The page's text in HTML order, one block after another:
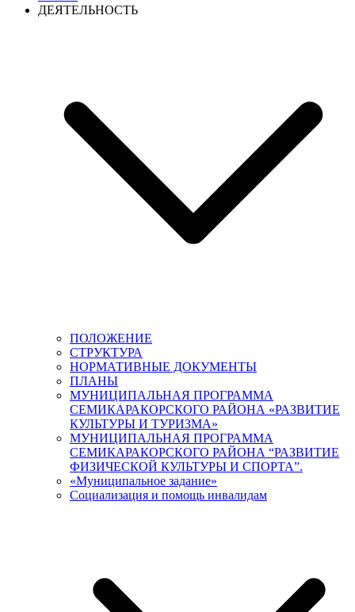
ДЕЯТЕЛЬНОСТЬ
ПОЛОЖЕНИЕ
СТРУКТУРА
НОРМАТИВНЫЕ ДОКУМЕНТЫ
ПЛАНЫ
МУНИЦИПАЛЬНАЯ ПРОГРАММА
СЕМИКАРАКОРСКОГО РАЙОНА «РАЗВИТИЕ
КУЛЬТУРЫ И ТУРИЗМА»
МУНИЦИПАЛЬНАЯ ПРОГРАММА
СЕМИКАРАКОРСКОГО РАЙОНА “РАЗВИТИЕ
ФИЗИЧЕСКОЙ КУЛЬТУРЫ И СПОРТА”.
«Муниципальное задание»
Социализация и помощь инвалидам